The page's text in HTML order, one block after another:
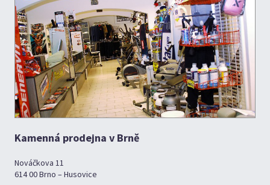
Kamenná prodejna v Brně
Nováčkova 11
614 00 Brno – Husovice